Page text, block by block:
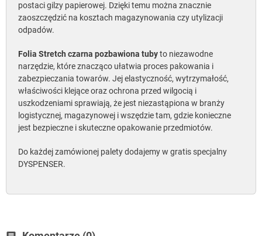
postaci gilzy papierowej. Dzięki temu można znacznie
zaoszczędzić na kosztach magazynowania czy utylizacji
odpadów.
Folia Stretch czarna pozbawiona tubyto niezawodne
narzędzie, które znacząco ułatwia proces pakowania i
zabezpieczania towarów. Jej elastyczność, wytrzymałość,
właściwości klejące oraz ochrona przed wilgocią i
uszkodzeniami sprawiają, że jest niezastąpiona w branży
logistycznej, magazynowej i wszędzie tam, gdzie konieczne
jest bezpieczne i skuteczne opakowanie przedmiotów.
Do każdej zamówionej palety dodajemy w gratis specjalny
DYSPENSER.